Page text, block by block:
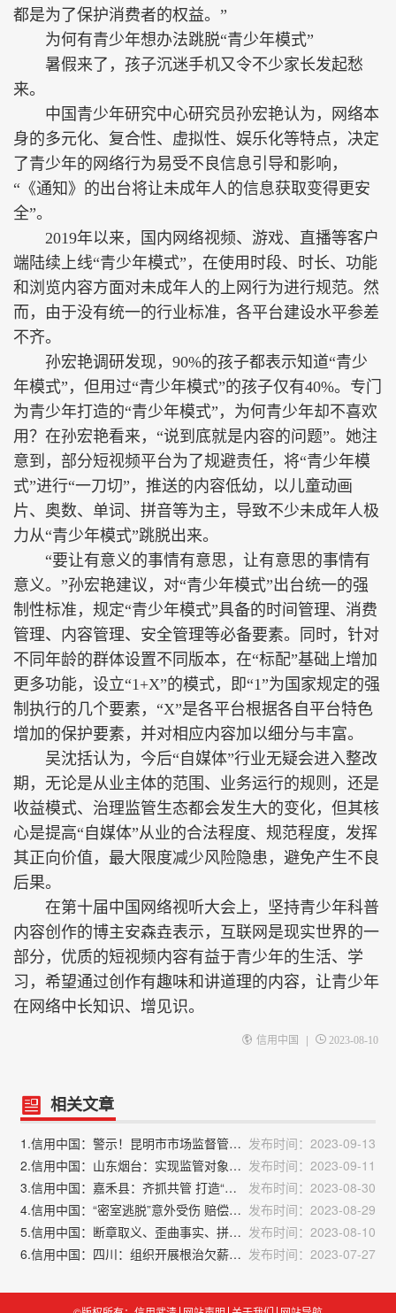
都是为了保护消费者的权益。”
为何有青少年想办法跳脱“青少年模式”
暑假来了，孩子沉迷手机又令不少家长发起愁
来。
中国青少年研究中心研究员孙宏艳认为，网络本
身的多元化、复合性、虚拟性、娱乐化等特点，决定
了青少年的网络行为易受不良信息引导和影响，
“《通知》的出台将让未成年人的信息获取变得更安
全”。
2019年以来，国内网络视频、游戏、直播等客户
端陆续上线“青少年模式”，在使用时段、时长、功能
和浏览内容方面对未成年人的上网行为进行规范。然
而，由于没有统一的行业标准，各平台建设水平参差
不齐。
孙宏艳调研发现，90%的孩子都表示知道“青少
年模式”，但用过“青少年模式”的孩子仅有40%。专门
为青少年打造的“青少年模式”，为何青少年却不喜欢
用？在孙宏艳看来，“说到底就是内容的问题”。她注
意到，部分短视频平台为了规避责任，将“青少年模
式”进行“一刀切”，推送的内容低幼，以儿童动画
片、奥数、单词、拼音等为主，导致不少未成年人极
力从“青少年模式”跳脱出来。
“要让有意义的事情有意思，让有意思的事情有
意义。”孙宏艳建议，对“青少年模式”出台统一的强
制性标准，规定“青少年模式”具备的时间管理、消费
管理、内容管理、安全管理等必备要素。同时，针对
不同年龄的群体设置不同版本，在“标配”基础上增加
更多功能，设立“1+X”的模式，即“1”为国家规定的强
制执行的几个要素，“X”是各平台根据各自平台特色
增加的保护要素，并对相应内容加以细分与丰富。
吴沈括认为，今后“自媒体”行业无疑会进入整改
期，无论是从业主体的范围、业务运行的规则，还是
收益模式、治理监管生态都会发生大的变化，但其核
心是提高“自媒体”从业的合法程度、规范程度，发挥
其正向价值，最大限度减少风险隐患，避免产生不良
后果。
在第十届中国网络视听大会上，坚持青少年科普
内容创作的博主安森垚表示，互联网是现实世界的一
部分，优质的短视频内容有益于青少年的生活、学
习，希望通过创作有趣味和讲道理的内容，让青少年
在网络中长知识、增见识。
信用中国 | 2023-08-10
相关文章
1.信用中国：警示！昆明市市场监督管理局公布一批列入严重违法失信名单典型案例 发布时间：2023-09-13
2.信用中国：山东烟台：实现监管对象及涉企行政检查事项全覆盖 发布时间：2023-09-11
3.信用中国：嘉禾县：齐抓共管 打造“清廉诚信市场”
发布时间：2023-08-30
4.信用中国：“密室逃脱”意外受伤 赔偿责任如何分担 发布时间：2023-08-29
5.信用中国：断章取义、歪曲事实、拼凑剪辑、假扮卖惨、张冠李戴甚至造谣惑众……流量至上的“自媒体”该“凉凉”了 发布时间：2023-08-10
6.信用中国：四川：组织开展根治欠薪夏季行动 发布时间：2023-07-27